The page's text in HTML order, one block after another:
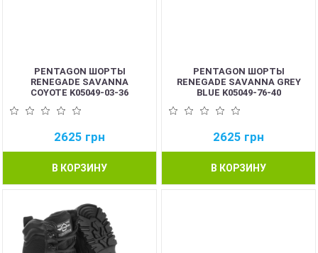
PENTAGON ШОРТЫ
RENEGADE SAVANNA
COYOTE K05049-03-36
2625 грн
В КОРЗИНУ
PENTAGON ШОРТЫ
RENEGADE SAVANNA GREY
BLUE K05049-76-40
2625 грн
В КОРЗИНУ